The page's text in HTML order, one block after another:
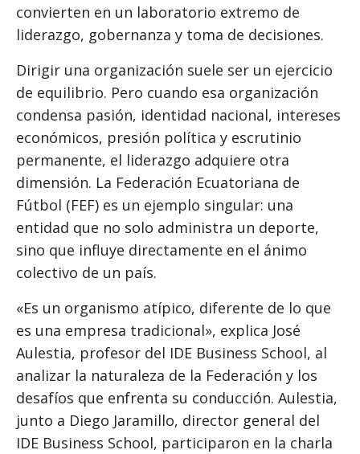
convierten en un laboratorio extremo de
liderazgo, gobernanza y toma de decisiones.
Dirigir una organización suele ser un ejercicio
de equilibrio. Pero cuando esa organización
condensa pasión, identidad nacional, intereses
económicos, presión política y escrutinio
permanente, el liderazgo adquiere otra
dimensión. La Federación Ecuatoriana de
Fútbol (FEF) es un ejemplo singular: una
entidad que no solo administra un deporte,
sino que influye directamente en el ánimo
colectivo de un país.
«Es un organismo atípico, diferente de lo que
es una empresa tradicional», explica José
Aulestia, profesor del IDE Business School, al
analizar la naturaleza de la Federación y los
desafíos que enfrenta su conducción. Aulestia,
junto a Diego Jaramillo, director general del
IDE Business School, participaron en la charla